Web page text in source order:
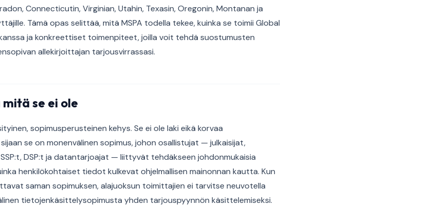
Connecticutin, Virginian, Utahin, Texasin, Oregonin, Montanan ja
Tämä opas selittää, mitä MSPA todella tekee, kuinka se toimii Global
ja konkreettiset toimenpiteet, joilla voit tehdä suostumusten
allekirjoittajan tarjousvirrassasi.
se ei ole
sopimusperusteinen kehys. Se ei ole laki eikä korvaa
se on monenvälinen sopimus, johon osallistujat — julkaisijat,
DSP:t ja datantarjoajat — liittyvät tehdäkseen johdonmukaisia
henkilökohtaiset tiedot kulkevat ohjelmallisen mainonnan kautta. Kun
saman sopimuksen, alajuoksun toimittajien ei tarvitse neuvotella
tietojenkäsittelysopimusta yhden tarjouspyynnön käsittelemiseksi.